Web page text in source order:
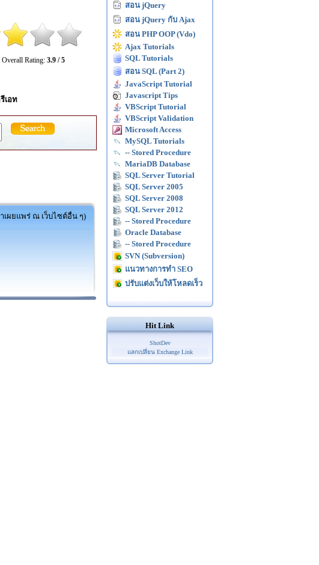
Overall Rating: 3.9 / 5
เอท
เผยแพร่ ณ เว็บไซต์อื่น ๆ)
สอน jQuery
สอน jQuery กับ Ajax
สอน PHP OOP (Vdo)
Ajax Tutorials
SQL Tutorials
สอน SQL (Part 2)
JavaScript Tutorial
Javascript Tips
VBScript Tutorial
VBScript Validation
Microsoft Access
MySQL Tutorials
-- Stored Procedure
MariaDB Database
SQL Server Tutorial
SQL Server 2005
SQL Server 2008
SQL Server 2012
-- Stored Procedure
Oracle Database
-- Stored Procedure
SVN (Subversion)
แนวทางการทำ SEO
ปรับแต่งเว็บให้โหลดเร็ว
Hit Link
ShotDev
แลกเปลี่ยน Exchange Link